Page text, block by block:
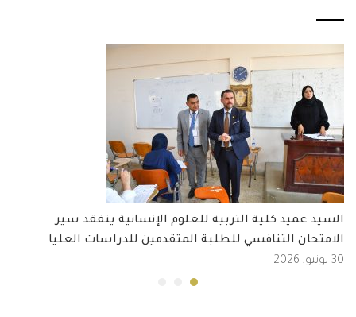
السيد عميد كلية التربية للعلوم الإنسانية يتفقد سير
الامتحان التنافسي للطلبة المتقدمين للدراسات العليا
30 يونيو, 2026